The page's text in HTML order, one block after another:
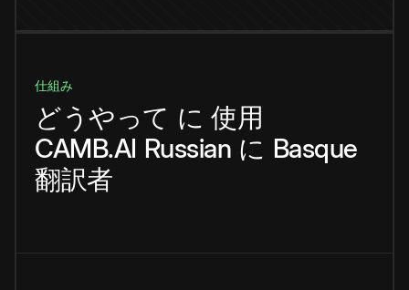
仕組み
どうやって に 使用
CAMB.AI Russian に Basque
翻訳者